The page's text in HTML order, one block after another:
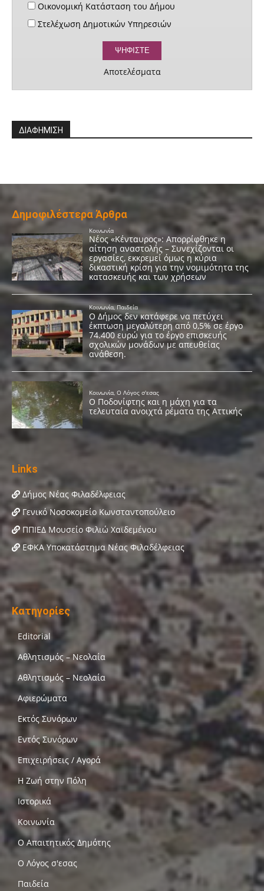
Οικονομική Κατάσταση του Δήμου
Στελέχωση Δημοτικών Υπηρεσιών
Αποτελέσματα
ΔΙΑΦΗΜΙΣΗ
Δημοφιλέστερα Άρθρα
Links
Δήμος Νέας Φιλαδέλφειας
Γενικό Νοσοκομείο Κωνσταντοπούλειο
ΠΠΙΕΔ Μουσείο Φιλιώ Χαϊδεμένου
ΕΦΚΑ Υποκατάστημα Νέας Φιλαδέλφειας
Κατηγορίες
Editorial
Αθλητισμός – Νεολαία
Αθλητισμός – Νεολαία
Αφιερώματα
Εκτός Συνόρων
Εντός Συνόρων
Επιχειρήσεις / Αγορά
Η Ζωή στην Πόλη
Ιστορικά
Κοινωνία
Ο Απαιτητικός Δημότης
Ο Λόγος σ'εσας
Παιδεία